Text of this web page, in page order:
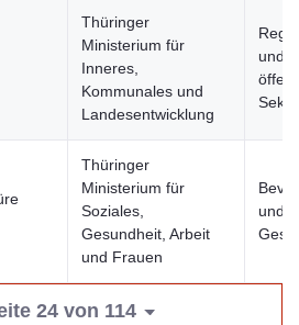
Thüringer
Ministerium für
Inneres,
Kommunales und
Landesentwicklung
und
Thüringer
Ministerium für
Soziales,
Gesundheit, Arbeit
und Frauen
und
24 von 114